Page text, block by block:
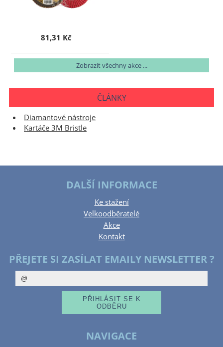
81,31 Kč
Zobrazit všechny akce ...
ČLÁNKY
Diamantové nástroje
Kartáče 3M Bristle
DALŠÍ INFORMACE
Ke stažení
Velkoodběratelé
Akce
Kontakt
PŘEJETE SI ZASÍLAT EMAILY NEWSLETTER ?
NAVIGACE